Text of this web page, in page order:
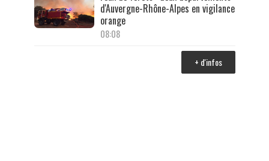
d'Auvergne-Rhône-Alpes en vigilance
orange
08:08
+ d'infos